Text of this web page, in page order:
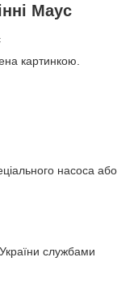
Маус
картинкою.
насоса або
службами